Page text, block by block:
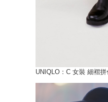
UNIQLO：C 女裝 細褶